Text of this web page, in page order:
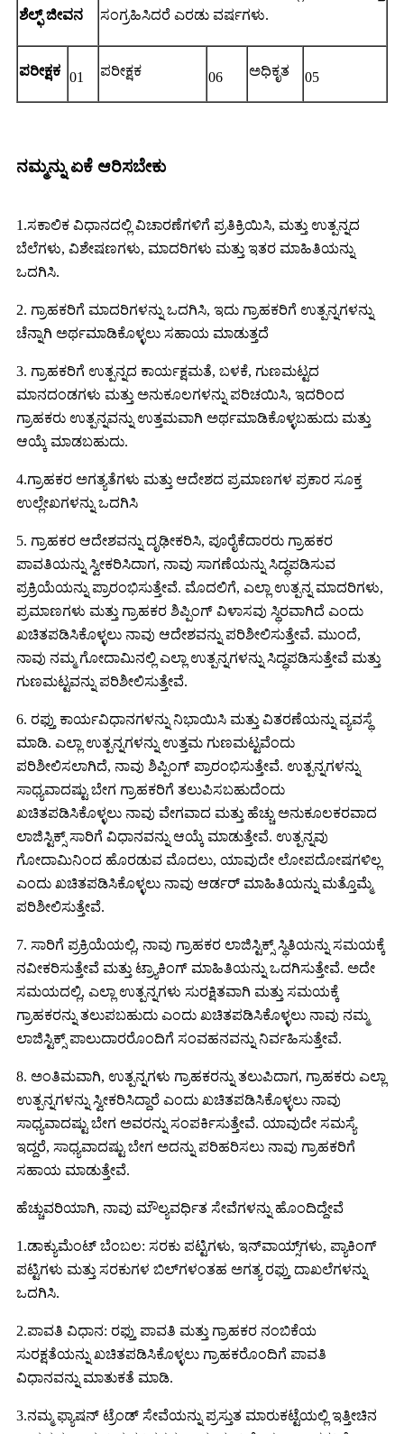
ಶೆಲ್ಫ್ ಜೀವನ
ಸಂಗ್ರಹಿಸಿದರೆ ಎರಡು ವರ್ಷಗಳು.
ಪರೀಕ್ಷಕ 01 ಪರೀಕ್ಷಕ 06 ಅಧಿಕೃತ 05
ನಮ್ಮನ್ನು ಏಕೆ ಆರಿಸಬೇಕು
1.ಸಕಾಲಿಕ ವಿಧಾನದಲ್ಲಿ ವಿಚಾರಣೆಗಳಿಗೆ ಪ್ರತಿಕ್ರಿಯಿಸಿ, ಮತ್ತು ಉತ್ಪನ್ನದ
ಬೆಲೆಗಳು, ವಿಶೇಷಣಗಳು, ಮಾದರಿಗಳು ಮತ್ತು ಇತರ ಮಾಹಿತಿಯನ್ನು
ಒದಗಿಸಿ.
2. ಗ್ರಾಹಕರಿಗೆ ಮಾದರಿಗಳನ್ನು ಒದಗಿಸಿ, ಇದು ಗ್ರಾಹಕರಿಗೆ ಉತ್ಪನ್ನಗಳನ್ನು
ಚೆನ್ನಾಗಿ ಅರ್ಥಮಾಡಿಕೊಳ್ಳಲು ಸಹಾಯ ಮಾಡುತ್ತದೆ
3. ಗ್ರಾಹಕರಿಗೆ ಉತ್ಪನ್ನದ ಕಾರ್ಯಕ್ಷಮತೆ, ಬಳಕೆ, ಗುಣಮಟ್ಟದ
ಮಾನದಂಡಗಳು ಮತ್ತು ಅನುಕೂಲಗಳನ್ನು ಪರಿಚಯಿಸಿ, ಇದರಿಂದ
ಗ್ರಾಹಕರು ಉತ್ಪನ್ನವನ್ನು ಉತ್ತಮವಾಗಿ ಅರ್ಥಮಾಡಿಕೊಳ್ಳಬಹುದು ಮತ್ತು
ಆಯ್ಕೆ ಮಾಡಬಹುದು.
4.ಗ್ರಾಹಕರ ಅಗತ್ಯತೆಗಳು ಮತ್ತು ಆದೇಶದ ಪ್ರಮಾಣಗಳ ಪ್ರಕಾರ ಸೂಕ್ತ
ಉಲ್ಲೇಖಗಳನ್ನು ಒದಗಿಸಿ
5. ಗ್ರಾಹಕರ ಆದೇಶವನ್ನು ದೃಢೀಕರಿಸಿ, ಪೂರೈಕೆದಾರರು ಗ್ರಾಹಕರ
ಪಾವತಿಯನ್ನು ಸ್ವೀಕರಿಸಿದಾಗ, ನಾವು ಸಾಗಣೆಯನ್ನು ಸಿದ್ಧಪಡಿಸುವ
ಪ್ರಕ್ರಿಯೆಯನ್ನು ಪ್ರಾರಂಭಿಸುತ್ತೇವೆ. ಮೊದಲಿಗೆ, ಎಲ್ಲಾ ಉತ್ಪನ್ನ ಮಾದರಿಗಳು,
ಪ್ರಮಾಣಗಳು ಮತ್ತು ಗ್ರಾಹಕರ ಶಿಪ್ಪಿಂಗ್ ವಿಳಾಸವು ಸ್ಥಿರವಾಗಿದೆ ಎಂದು
ಖಚಿತಪಡಿಸಿಕೊಳ್ಳಲು ನಾವು ಆದೇಶವನ್ನು ಪರಿಶೀಲಿಸುತ್ತೇವೆ. ಮುಂದೆ,
ನಾವು ನಮ್ಮ ಗೋದಾಮಿನಲ್ಲಿ ಎಲ್ಲಾ ಉತ್ಪನ್ನಗಳನ್ನು ಸಿದ್ಧಪಡಿಸುತ್ತೇವೆ ಮತ್ತು
ಗುಣಮಟ್ಟವನ್ನು ಪರಿಶೀಲಿಸುತ್ತೇವೆ.
6. ರಫ್ತು ಕಾರ್ಯವಿಧಾನಗಳನ್ನು ನಿಭಾಯಿಸಿ ಮತ್ತು ವಿತರಣೆಯನ್ನು ವ್ಯವಸ್ಥೆ
ಮಾಡಿ. ಎಲ್ಲಾ ಉತ್ಪನ್ನಗಳನ್ನು ಉತ್ತಮ ಗುಣಮಟ್ಟವೆಂದು
ಪರಿಶೀಲಿಸಲಾಗಿದೆ, ನಾವು ಶಿಪ್ಪಿಂಗ್ ಪ್ರಾರಂಭಿಸುತ್ತೇವೆ. ಉತ್ಪನ್ನಗಳನ್ನು
ಸಾಧ್ಯವಾದಷ್ಟು ಬೇಗ ಗ್ರಾಹಕರಿಗೆ ತಲುಪಿಸಬಹುದೆಂದು
ಖಚಿತಪಡಿಸಿಕೊಳ್ಳಲು ನಾವು ವೇಗವಾದ ಮತ್ತು ಹೆಚ್ಚು ಅನುಕೂಲಕರವಾದ
ಲಾಜಿಸ್ಟಿಕ್ಸ್ ಸಾರಿಗೆ ವಿಧಾನವನ್ನು ಆಯ್ಕೆ ಮಾಡುತ್ತೇವೆ. ಉತ್ಪನ್ನವು
ಗೋದಾಮಿನಿಂದ ಹೊರಡುವ ಮೊದಲು, ಯಾವುದೇ ಲೋಪದೋಷಗಳಿಲ್ಲ
ಎಂದು ಖಚಿತಪಡಿಸಿಕೊಳ್ಳಲು ನಾವು ಆರ್ಡರ್ ಮಾಹಿತಿಯನ್ನು ಮತ್ತೊಮ್ಮೆ
ಪರಿಶೀಲಿಸುತ್ತೇವೆ.
7. ಸಾರಿಗೆ ಪ್ರಕ್ರಿಯೆಯಲ್ಲಿ, ನಾವು ಗ್ರಾಹಕರ ಲಾಜಿಸ್ಟಿಕ್ಸ್ ಸ್ಥಿತಿಯನ್ನು ಸಮಯಕ್ಕೆ
ನವೀಕರಿಸುತ್ತೇವೆ ಮತ್ತು ಟ್ರ್ಯಾಕಿಂಗ್ ಮಾಹಿತಿಯನ್ನು ಒದಗಿಸುತ್ತೇವೆ. ಅದೇ
ಸಮಯದಲ್ಲಿ, ಎಲ್ಲಾ ಉತ್ಪನ್ನಗಳು ಸುರಕ್ಷಿತವಾಗಿ ಮತ್ತು ಸಮಯಕ್ಕೆ
ಗ್ರಾಹಕರನ್ನು ತಲುಪಬಹುದು ಎಂದು ಖಚಿತಪಡಿಸಿಕೊಳ್ಳಲು ನಾವು ನಮ್ಮ
ಲಾಜಿಸ್ಟಿಕ್ಸ್ ಪಾಲುದಾರರೊಂದಿಗೆ ಸಂವಹನವನ್ನು ನಿರ್ವಹಿಸುತ್ತೇವೆ.
8. ಅಂತಿಮವಾಗಿ, ಉತ್ಪನ್ನಗಳು ಗ್ರಾಹಕರನ್ನು ತಲುಪಿದಾಗ, ಗ್ರಾಹಕರು ಎಲ್ಲಾ
ಉತ್ಪನ್ನಗಳನ್ನು ಸ್ವೀಕರಿಸಿದ್ದಾರೆ ಎಂದು ಖಚಿತಪಡಿಸಿಕೊಳ್ಳಲು ನಾವು
ಸಾಧ್ಯವಾದಷ್ಟು ಬೇಗ ಅವರನ್ನು ಸಂಪರ್ಕಿಸುತ್ತೇವೆ. ಯಾವುದೇ ಸಮಸ್ಯೆ
ಇದ್ದರೆ, ಸಾಧ್ಯವಾದಷ್ಟು ಬೇಗ ಅದನ್ನು ಪರಿಹರಿಸಲು ನಾವು ಗ್ರಾಹಕರಿಗೆ
ಸಹಾಯ ಮಾಡುತ್ತೇವೆ.
ಹೆಚ್ಚುವರಿಯಾಗಿ, ನಾವು ಮೌಲ್ಯವರ್ಧಿತ ಸೇವೆಗಳನ್ನು ಹೊಂದಿದ್ದೇವೆ
1.ಡಾಕ್ಯುಮೆಂಟ್ ಬೆಂಬಲ: ಸರಕು ಪಟ್ಟಿಗಳು, ಇನ್‌ವಾಯ್ಸ್‌ಗಳು, ಪ್ಯಾಕಿಂಗ್
ಪಟ್ಟಿಗಳು ಮತ್ತು ಸರಕುಗಳ ಬಿಲ್‌ಗಳಂತಹ ಅಗತ್ಯ ರಫ್ತು ದಾಖಲೆಗಳನ್ನು
ಒದಗಿಸಿ.
2.ಪಾವತಿ ವಿಧಾನ: ರಫ್ತು ಪಾವತಿ ಮತ್ತು ಗ್ರಾಹಕರ ನಂಬಿಕೆಯ
ಸುರಕ್ಷತೆಯನ್ನು ಖಚಿತಪಡಿಸಿಕೊಳ್ಳಲು ಗ್ರಾಹಕರೊಂದಿಗೆ ಪಾವತಿ
ವಿಧಾನವನ್ನು ಮಾತುಕತೆ ಮಾಡಿ.
3.ನಮ್ಮ ಫ್ಯಾಷನ್ ಟ್ರೆಂಡ್ ಸೇವೆಯನ್ನು ಪ್ರಸ್ತುತ ಮಾರುಕಟ್ಟೆಯಲ್ಲಿ ಇತ್ತೀಚಿನ